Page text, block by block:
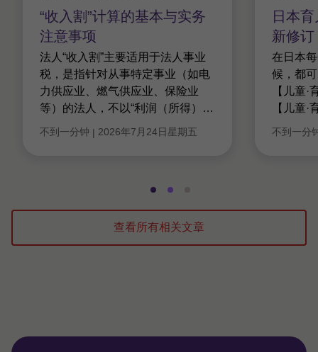
“收入割”计算的基本与实务
注意事项
法人“收入割”主要适用于法人事业
税，是指针对从事特定事业（如电
力供应业、燃气供应业、保险业
等）的法人，不以“利润（所得）
…
不到一分钟 | 2026年7月24日星期五
日本
新修订
在日本
候，都
【儿童
【儿童
不到一分
转
到
幻
转
到
幻
到
幻
查看所有相关文章